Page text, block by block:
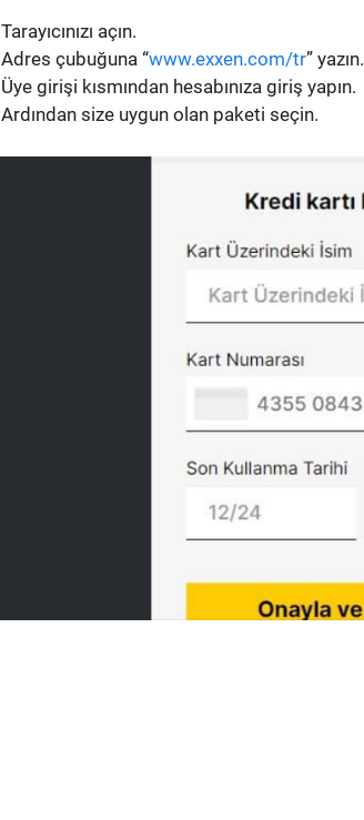
Tarayıcınızı açın.
Adres çubuğuna “www.exxen.com/tr” yazın.
Üye girişi kısmından hesabınıza giriş yapın.
Ardından size uygun olan paketi seçin.